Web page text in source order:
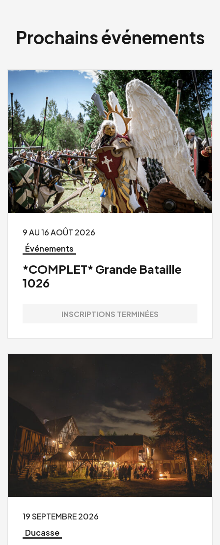
Prochains événements
9 AU 16 AOÛT 2026
Événements
*COMPLET* Grande Bataille
1026
INSCRIPTIONS TERMINÉES
19 SEPTEMBRE 2026
Ducasse